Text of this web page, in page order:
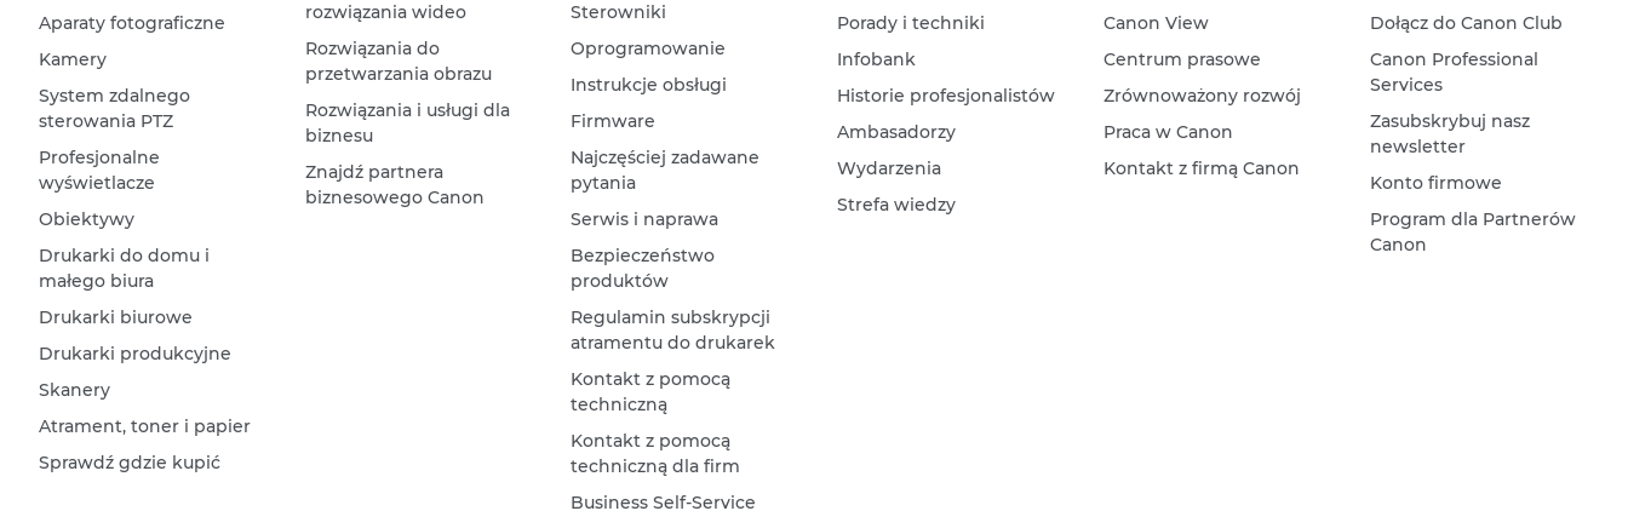
Aparaty fotograficzne
Kamery
System zdalnego
sterowania PTZ
Profesjonalne
wyświetlacze
Obiektywy
Drukarki do domu i
małego biura
Drukarki biurowe
Drukarki produkcyjne
Skanery
Atrament, toner i papier
Sprawdź gdzie kupić
rozwiązania wideo
Rozwiązania do
przetwarzania obrazu
Rozwiązania i usługi dla
biznesu
Znajdź partnera
biznesowego Canon
Sterowniki
Oprogramowanie
Instrukcje obsługi
Firmware
Najczęściej zadawane
pytania
Serwis i naprawa
Bezpieczeństwo
produktów
Regulamin subskrypcji
atramentu do drukarek
Kontakt z pomocą
techniczną
Kontakt z pomocą
techniczną dla firm
Business Self-Service
Porady i techniki
Infobank
Historie profesjonalistów
Ambasadorzy
Wydarzenia
Strefa wiedzy
Canon View
Centrum prasowe
Zrównoważony rozwój
Praca w Canon
Kontakt z firmą Canon
Dołącz do Canon Club
Canon Professional
Services
Zasubskrybuj nasz
newsletter
Konto firmowe
Program dla Partnerów
Canon